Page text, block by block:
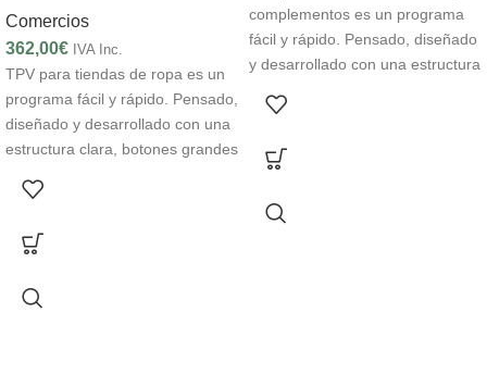
Comercios
362,00€ IVA Inc.
TPV para tiendas de ropa es un
programa fácil y rápido. Pensado,
diseñado y desarrollado con una
estructura clara, botones grandes
comprensible para cualquier
Nuestro TPV está pensado
complementos es un programa
fácil y rápido. Pensado, diseñado
y desarrollado con una estructura
vistosos, su sencillez lo hace
persona y en cualquier momento.
especialmente para que puedas.